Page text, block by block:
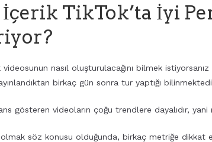
TikTok’ta İyi
nasıl oluşturulacağını bilmek
birkaç gün sonra tur yaptığı
gösteren videoların çoğu trendlere dayalıdır,
olmak söz konusu olduğunda, birkaç metriğe dikkat